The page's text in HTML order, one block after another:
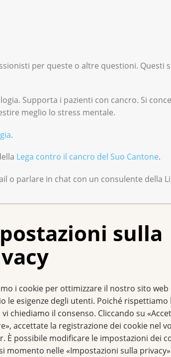
sulla
i cookie per ottimizzare il nostro sito
le esigenze degli utenti. Poiché rispettiamo
vi chiediamo il consenso. Cliccando su
accettate la registrazione dei cookie nel
È possibile modificare le impostazioni dei
momento nelle «Impostazioni sulla
per queste o altre questioni. Questi
Supporta i pazienti con cancro. Si
meglio lo stress mentale.
.
Lega contro il cancro del Suo Cantone.
o parlare in chat con un consulente della
e-sostegno/chat
un intervento, non possono più produrre
l'intervento.